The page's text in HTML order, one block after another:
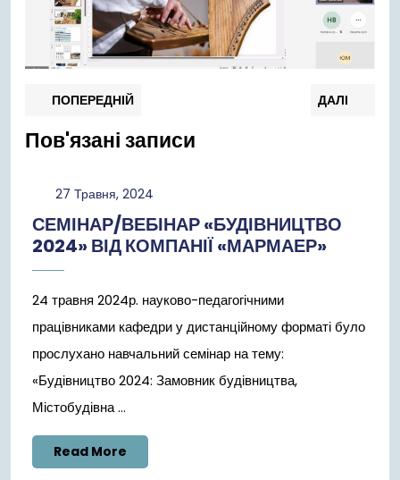
Навігація
записів
ПОПЕРЕДНІЙ ДАЛІ
Пов'язані записи
27 Травня, 202427
2024
СЕМІНАР/ВЕБІНАР «БУДІВНИЦТВО
2024» ВІД КОМПАНІЇ «МАРМАЕР»
24 травня 2024р. науково-педагогічними
працівниками кафедри у дистанційному форматі було
прослухано навчальний семінар на тему:
«Будівництво 2024: Замовник будівництва,
Містобудівна ...
Read More
More